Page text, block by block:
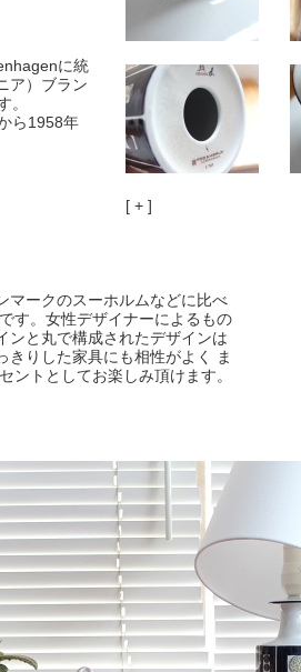
に統
ア）ブラン
。
ら1958年
[ + ]
マークのスーホルムなどに比べ
す。女性デザイナーによるもの
ンと丸で構成されたデザインは
きりした家具にも相性がよく ま
ントとしてお楽しみ頂けます。